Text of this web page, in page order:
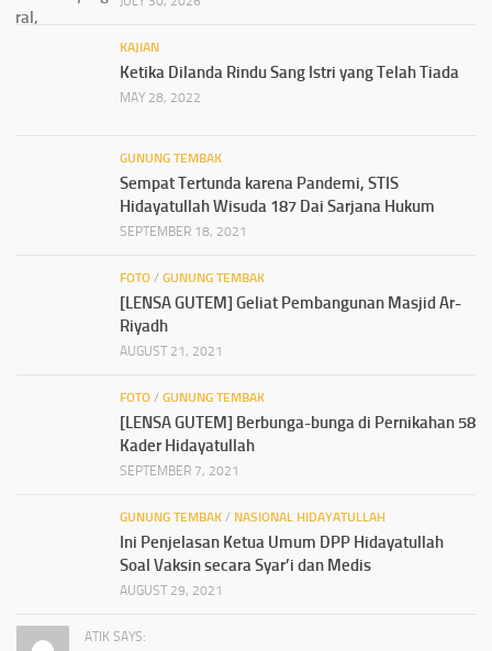
KAJIAN
Ketika Dilanda Rindu Sang Istri yang Telah Tiada
MAY 28, 2022
GUNUNG TEMBAK
Sempat Tertunda karena Pandemi, STIS
Hidayatullah Wisuda 187 Dai Sarjana Hukum
SEPTEMBER 18, 2021
FOTO / GUNUNG TEMBAK
[LENSA GUTEM] Geliat Pembangunan Masjid Ar-
Riyadh
AUGUST 21, 2021
FOTO / GUNUNG TEMBAK
[LENSA GUTEM] Berbunga-bunga di Pernikahan 58
Kader Hidayatullah
SEPTEMBER 7, 2021
GUNUNG TEMBAK / NASIONAL HIDAYATULLAH
Ini Penjelasan Ketua Umum DPP Hidayatullah
Soal Vaksin secara Syar’i dan Medis
AUGUST 29, 2021
ATIK SAYS: